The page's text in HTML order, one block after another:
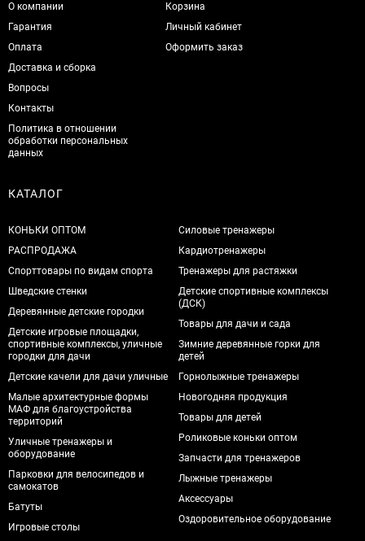
О компании
Гарантия
Оплата
Доставка и сборка
Вопросы
Контакты
Политика в отношении
обработки персональных
данных
Корзина
Личный кабинет
Оформить заказ
КАТАЛОГ
КОНЬКИ ОПТОМ
РАСПРОДАЖА
Спорттовары по видам спорта
Шведские стенки
Деревянные детские городки
Детские игровые площадки,
спортивные комплексы, уличные
городки для дачи
Детские качели для дачи уличные
Малые архитектурные формы
МАФ для благоустройства
территорий
Уличные тренажеры и
оборудование
Парковки для велосипедов и
самокатов
Батуты
Игровые столы
Силовые тренажеры
Кардиотренажеры
Тренажеры для растяжки
Детские спортивные комплексы
(ДСК)
Товары для дачи и сада
Зимние деревянные горки для
детей
Горнолыжные тренажеры
Новогодняя продукция
Товары для детей
Роликовые коньки оптом
Запчасти для тренажеров
Лыжные тренажеры
Аксессуары
Оздоровительное оборудование